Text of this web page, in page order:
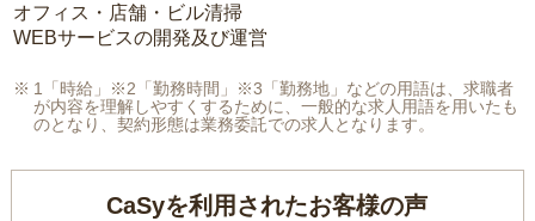
オフィス・店舗・ビル清掃
WEBサービスの開発及び運営
1「時給」※2「勤務時間」※3「勤務地」などの用語は、求職者
が内容を理解しやすくするために、一般的な求人用語を用いたも
のとなり、契約形態は業務委託での求人となります。
CaSyを利用されたお客様の声